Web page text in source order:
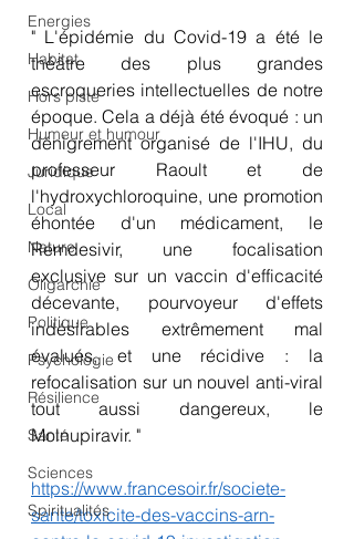
Energies
Habitat
Hors piste
Humeur et humour
Juridique
Local
Nature
Oligarchie
Politique
Psychologie
Résilience
Santé
Sciences
Spiritualités
" L'épidémie du Covid-19 a été le
théâtre des plus grandes
escroqueries intellectuelles de notre
époque. Cela a déjà été évoqué : un
dénigrement organisé de l'IHU, du
professeur Raoult et de
l'hydroxychloroquine, une promotion
éhontée d'un médicament, le
Remdesivir, une focalisation
exclusive sur un vaccin d'efficacité
décevante, pourvoyeur d'effets
indésirables extrêmement mal
évalués, et une récidive : la
refocalisation sur un nouvel anti-viral
tout aussi dangereux, le
Molnupiravir. "
https://www.francesoir.fr/societe-
sante/toxicite-des-vaccins-arn-